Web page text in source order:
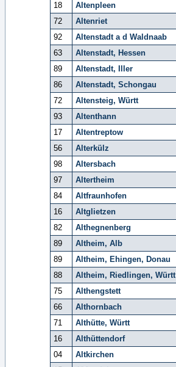
18
Altenpleen
72
Altenriet
92
Altenstadt a d Waldnaab
63
Altenstadt, Hessen
89
Altenstadt, Iller
86
Altenstadt, Schongau
72
Altensteig, Württ
93
Altenthann
17
Altentreptow
56
Alterkülz
98
Altersbach
97
Altertheim
84
Altfraunhofen
16
Altglietzen
82
Althegnenberg
89
Altheim, Alb
89
Altheim, Ehingen, Donau
88
Altheim, Riedlingen, Württ
75
Althengstett
66
Althornbach
71
Althütte, Württ
16
Althüttendorf
04
Altkirchen